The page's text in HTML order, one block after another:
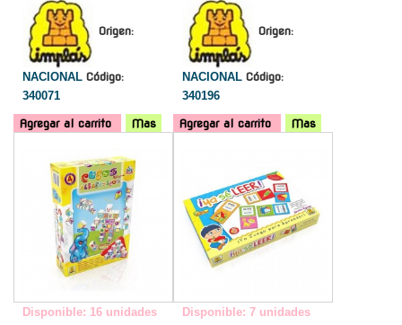
Origen:
NACIONAL Código:
340071
Agregar al carrito Mas
Origen:
NACIONAL Código:
340196
Agregar al carrito
Mas
Disponible: 16 unidades Disponible: 7 unidades